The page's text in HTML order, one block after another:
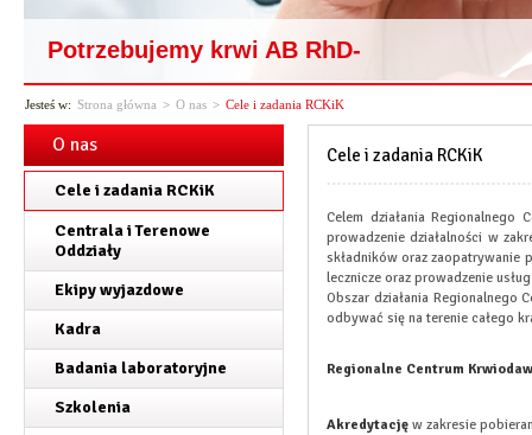
Potrzebujemy krwi AB RhD-
Jesteś w: Strona główna > O nas > Cele i zadania RCKiK
O nas
Cele i zadania RCKiK
Centrala i Terenowe
Oddziały
Ekipy wyjazdowe
Kadra
Badania laboratoryjne
Szkolenia
Cele i zadania RCKiK
Celem działania
prowadzenie działalności w
składników oraz zaopatrywanie
lecznicze oraz prowadzenie
Obszar działania Regionalnego
odbywać się na terenie całego
Regionalne Centrum
Akredytację w zakresie